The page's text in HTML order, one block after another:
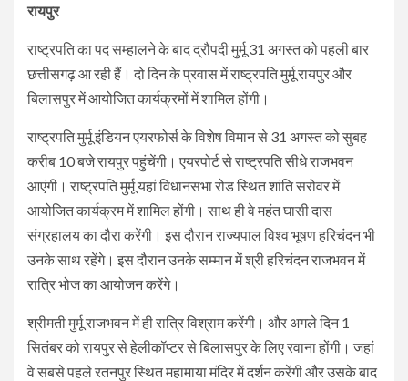
रायपुर
राष्ट्रपति का पद सम्हालने के बाद द्रौपदी मुर्मू 31 अगस्त को पहली बार
छत्तीसगढ़ आ रही हैं। दो दिन के प्रवास में राष्ट्रपति मुर्मू रायपुर और
बिलासपुर में आयोजित कार्यक्रमों में शामिल होंगी।
राष्ट्रपति मुर्मू इंडियन एयरफोर्स के विशेष विमान से 31 अगस्त को सुबह
करीब 10 बजे रायपुर पहुंचेंगी। एयरपोर्ट से राष्ट्रपति सीधे राजभवन
आएंगी। राष्ट्रपति मुर्मू यहां विधानसभा रोड स्थित शांति सरोवर में
आयोजित कार्यक्रम में शामिल होंगी। साथ ही वे महंत घासी दास
संग्रहालय का दौरा करेंगी। इस दौरान राज्यपाल विश्व भूषण हरिचंदन भी
उनके साथ रहेंगे। इस दौरान उनके सम्मान में श्री हरिचंदन राजभवन में
रात्रि भोज का आयोजन करेंगे।
श्रीमती मुर्मू राजभवन में ही रात्रि विश्राम करेंगी। और अगले दिन 1
सितंबर को रायपुर से हेलीकॉप्टर से बिलासपुर के लिए रवाना होंगी। जहां
वे सबसे पहले रतनपुर स्थित महामाया मंदिर में दर्शन करेंगी और उसके बाद